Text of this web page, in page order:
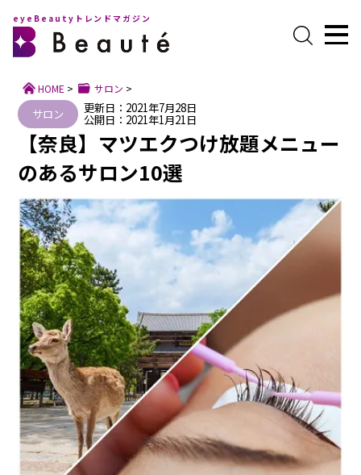
eyeBeautyトレンドマガジン
HOME > サロン >
サロン 更新日：2021年7月28日
公開日：2021年1月21日
【奈良】マツエクつけ放題メニュー
のあるサロン10選